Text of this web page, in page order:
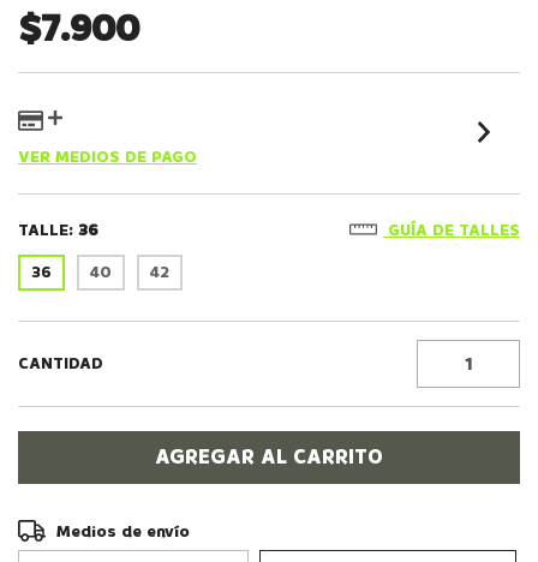
$7.900
VER MEDIOS DE PAGO
TALLE: 36
GUÍA DE TALLES
36
40 42
CANTIDAD
Entregas para el CP:
Medios de envío